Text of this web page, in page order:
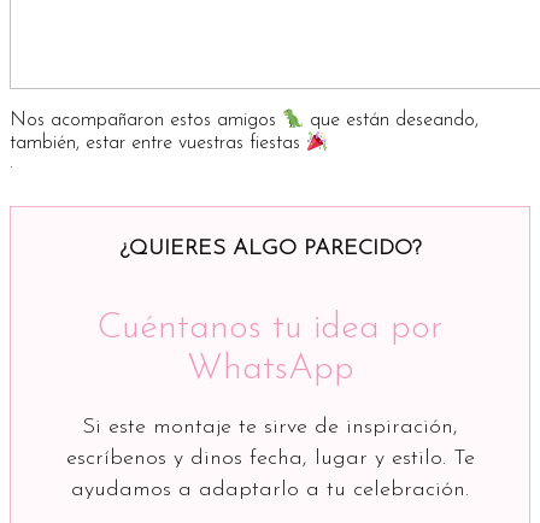
Nos acompañaron estos amigos
que están deseando,
también, estar entre vuestras fiestas
.
¿QUIERES ALGO PARECIDO?
Cuéntanos tu idea por
WhatsApp
Si este montaje te sirve de inspiración,
escríbenos y dinos fecha, lugar y estilo. Te
ayudamos a adaptarlo a tu celebración.